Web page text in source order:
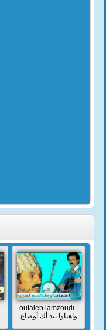
outaleb lamzoudi |
واهياوا بيد أك أوصاغ